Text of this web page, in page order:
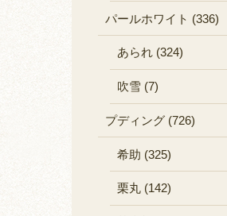
パールホワイト (336)
あられ (324)
吹雪 (7)
プディング (726)
希助 (325)
栗丸 (142)